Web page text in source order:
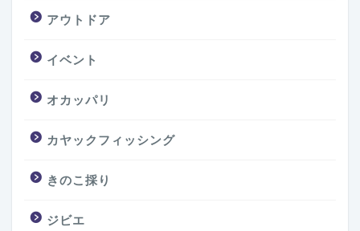
アウトドア
イベント
オカッパリ
カヤックフィッシング
きのこ採り
ジビエ